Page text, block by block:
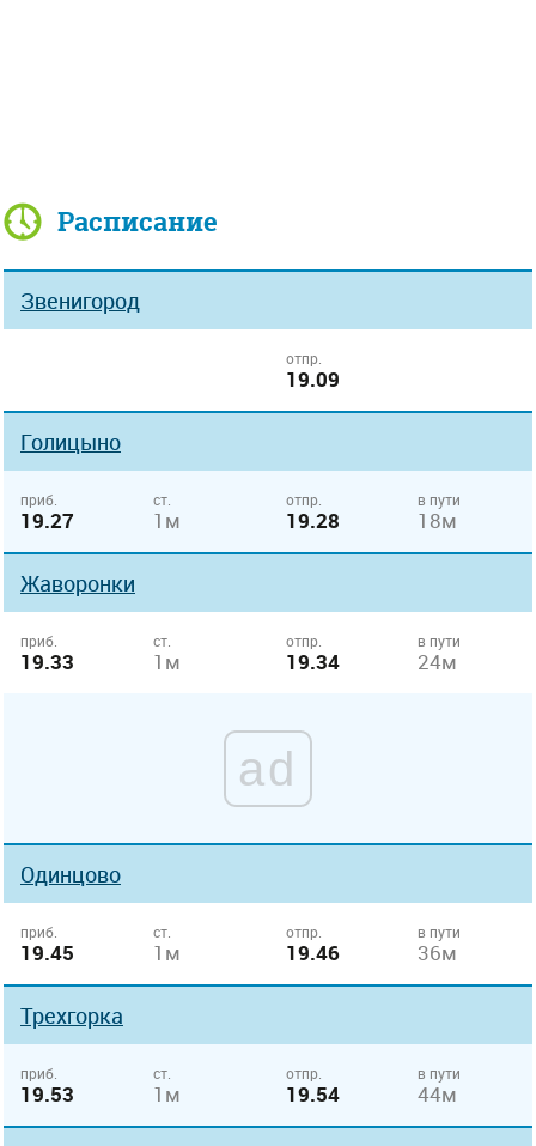
Расписание
Звенигород
отпр.
19.09
Голицыно
приб.
19.27
ст.
1м
отпр.
19.28
в пути
18м
Жаворонки
приб.
19.33
ст.
1м
отпр.
19.34
в пути
24м
ad
Одинцово
приб.
19.45
ст.
1м
отпр.
19.46
в пути
36м
Трехгорка
приб.
19.53
ст.
1м
отпр.
19.54
в пути
44м